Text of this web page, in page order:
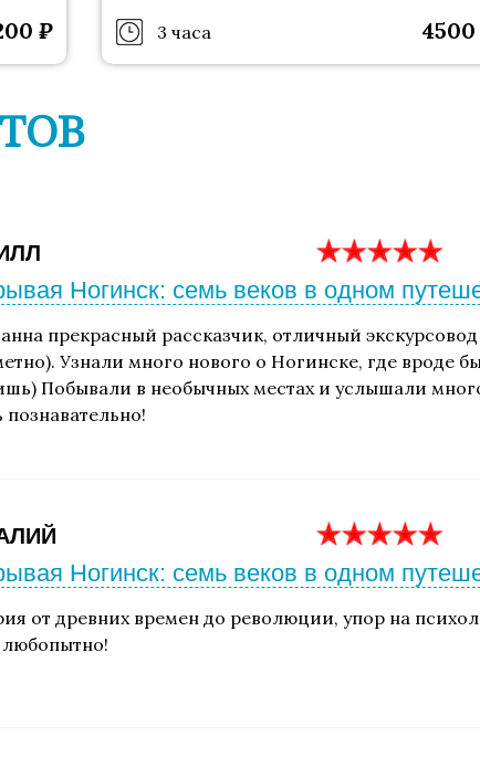
₽ 3 часа
Ногинск: семь веков в одном
прекрасный рассказчик, отличный
Узнали много нового о Ногинске, где вроде
Побывали в необычных местах и услышали
познавательно!
Ногинск: семь веков в одном
от древних времен до революции, упор на